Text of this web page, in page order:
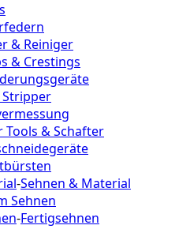
& Reiniger
& Crestings
Stripper
Tools & Schafter
-Sehnen & Material
Sehnen
-Fertigsehnen